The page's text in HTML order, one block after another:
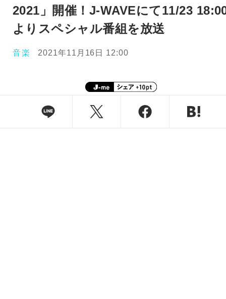
2021」開催！J-WAVEにて11/23
よりスペシャル番組を放送
音楽 2021年11月16日 12:00